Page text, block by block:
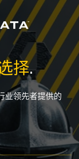
择.
业领先者提供的